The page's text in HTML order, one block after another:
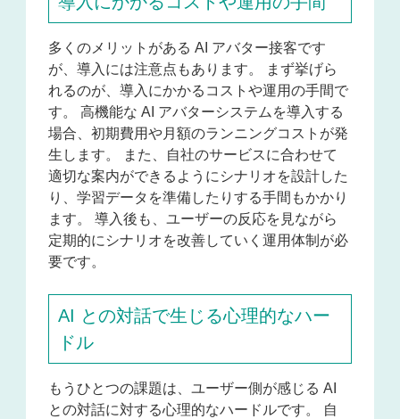
多くのメリットがある AI アバター接客です
が、導入には注意点もあります。 まず挙げら
れるのが、導入にかかるコストや運用の手間で
す。 高機能な AI アバターシステムを導入する
場合、初期費用や月額のランニングコストが発
生します。 また、自社のサービスに合わせて
適切な案内ができるようにシナリオを設計した
り、学習データを準備したりする手間もかかり
ます。 導入後も、ユーザーの反応を見ながら
定期的にシナリオを改善していく運用体制が必
要です。
AI との対話で生じる心理的なハー
ドル
もうひとつの課題は、ユーザー側が感じる AI
との対話に対する心理的なハードルです。 自